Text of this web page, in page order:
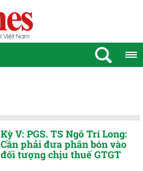
Kỳ V: PGS. TS Ngô Trí Long:
Cần phải đưa phân bón vào
đối tượng chịu thuế GTGT